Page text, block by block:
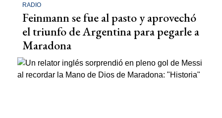
RADIO
Feinmann se fue al pasto y aprovechó
el triunfo de Argentina para pegarle a
Maradona